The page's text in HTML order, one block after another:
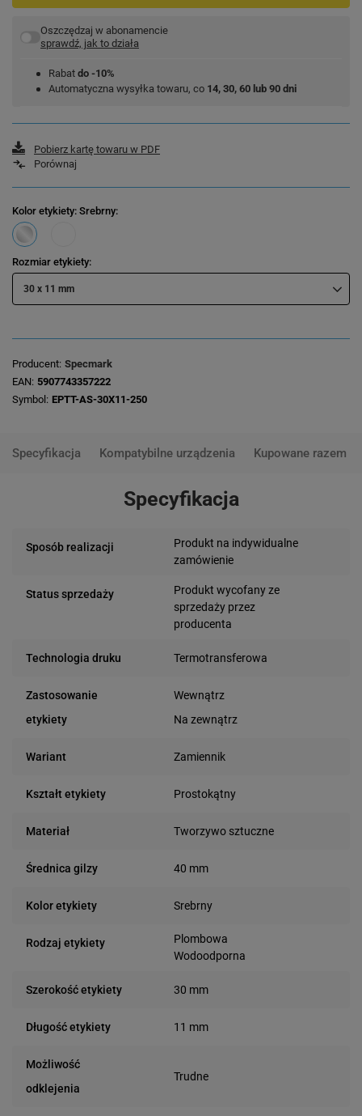
Oszczędzaj w abonamencie
sprawdź, jak to działa
Rabat do -10%
Automatyczna wysyłka towaru, co 14, 30, 60 lub 90 dni
Pobierz kartę towaru w PDF
Porównaj
Kolor etykiety: Srebrny
Rozmiar etykiety
30 x 11 mm
Producent Specmark
EAN 5907743357222
Symbol
EPTT-AS-30X11-250
Specyfikacja Kompatybilne urządzenia Kupowane razem
Specyfikacja
Sposób realizacji
Produkt na indywidualne
zamówienie
Status sprzedaży
Produkt wycofany ze
sprzedaży przez
producenta
Technologia druku Termotransferowa
Zastosowanie
etykiety
Wewnątrz
Na zewnątrz
Wariant Zamiennik
Kształt etykiety Prostokątny
Materiał Tworzywo sztuczne
Średnica gilzy 40 mm
Kolor etykiety Srebrny
Rodzaj etykiety
Plombowa
Wodoodporna
Szerokość etykiety 30 mm
Długość etykiety 11 mm
Możliwość
odklejenia
Trudne